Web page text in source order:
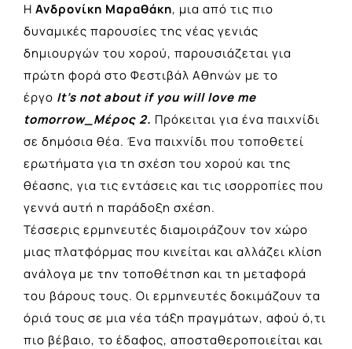
Η Ανδρονίκη Μαραθάκη, μια από τις πιο
δυναμικές παρουσίες της νέας γενιάς
δημιουργών του χορού, παρουσιάζεται για
πρώτη φορά στο Φεστιβάλ Αθηνών με το
έργο It’s not about if you will love me
tomorrow_Μέρος 2. Πρόκειται για ένα παιχνίδι
σε δημόσια θέα. Ένα παιχνίδι που τοποθετεί
ερωτήματα για τη σχέση του χορού και της
θέασης, για τις εντάσεις και τις ισορροπίες που
γεννά αυτή η παράδοξη σχέση.
Τέσσερις ερμηνευτές διαμοιράζουν τον χώρο
μιας πλατφόρμας που κινείται και αλλάζει κλίση
ανάλογα με την τοποθέτηση και τη μεταφορά
του βάρους τους. Οι ερμηνευτές δοκιμάζουν τα
όριά τους σε μια νέα τάξη πραγμάτων, αφού ό,τι
πιο βέβαιο, το έδαφος, αποσταθεροποιείται και